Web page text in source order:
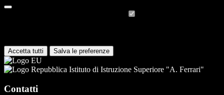
Accetta tutti Salva le preferenze
Istituto di Istruzione Superiore "A. Ferrari"
Contatti